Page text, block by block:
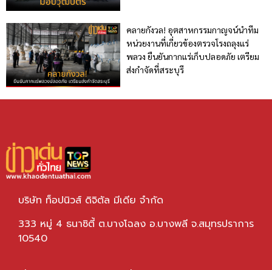
คลายกังวล! อุตสาหกรรมกาญจน์นำทีม
หน่วยงานที่เกี่ยวข้องตรวจโรงถลุงแร่
พลวง ยืนยันกากแร่เก็บปลอดภัย เตรียม
ส่งกำจัดที่สระบุรี
บริษัท ท็อปนิวส์ ดิจิตัล มีเดีย จำกัด
333 หมู่ 4 ธนาซิตี้ ต.บางโฉลง อ.บางพลี จ.สมุทรปราการ
10540